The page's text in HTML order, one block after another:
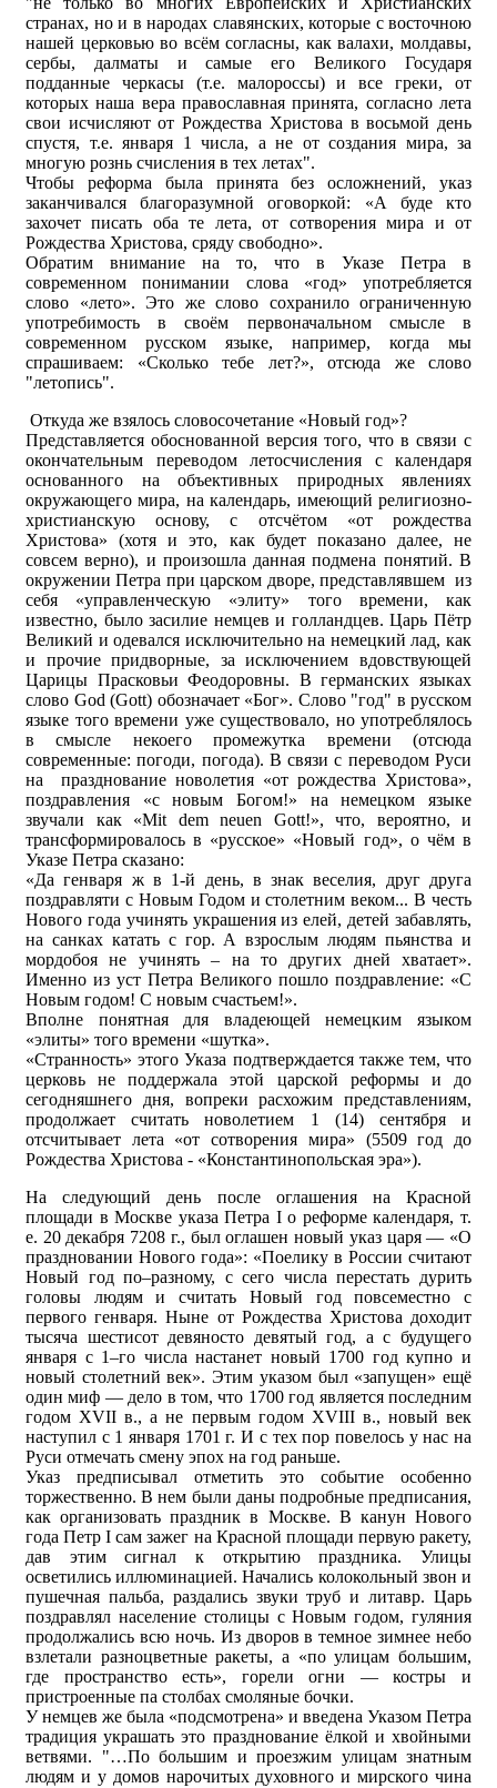
странах, но и в народах славянских, которые с восточною
нашей церковью во всём согласны, как валахи, молдавы,
сербы, далматы и самые его Великого Государя
подданные черкасы (т.е. малороссы) и все греки, от
которых наша вера православная принята, согласно лета
свои исчисляют от Рождества Христова в восьмой день
спустя, т.е. января 1 числа, а не от создания мира, за
многую рознь счисления в тех летах".
Чтобы реформа была принята без осложнений, указ
заканчивался благоразумной оговоркой: «А буде кто
захочет писать оба те лета, от сотворения мира и от
Рождества Христова, сряду свободно».
Обратим внимание на то, что в Указе Петра в
современном понимании слова «год» употребляется
слово «лето». Это же слово сохранило ограниченную
употребимость в своём первоначальном смысле в
современном русском языке, например, когда мы
спрашиваем: «Сколько тебе лет?», отсюда же слово
"летопись".
Откуда же взялось словосочетание «Новый год»?
Представляется обоснованной версия того, что в связи с
окончательным переводом летосчисления с календаря
основанного на объективных природных явлениях
окружающего мира, на календарь, имеющий религиозно-
христианскую основу, с отсчётом «от рождества
Христова» (хотя и это, как будет показано далее, не
совсем верно), и произошла данная подмена понятий. В
окружении Петра при царском дворе, представлявшем из
себя «управленческую «элиту» того времени, как
известно, было засилие немцев и голландцев. Царь Пётр
Великий и одевался исключительно на немецкий лад, как
и прочие придворные, за исключением вдовствующей
Царицы Прасковьи Феодоровны. В германских языках
слово God (Gott) обозначает «Бог». Слово "год" в русском
языке того времени уже существовало, но употреблялось
в смысле некоего промежутка времени (отсюда
современные: погоди, погода). В связи с переводом Руси
на празднование новолетия «от рождества Христова»,
поздравления «с новым Богом!» на немецком языке
звучали как «Mit dem neuen Gott!», что, вероятно, и
трансформировалось в «русское» «Новый год», о чём в
Указе Петра сказано:
«Да генваря ж в 1-й день, в знак веселия, друг друга
поздравляти с Новым Годом и столетним веком... В честь
Нового года учинять украшения из елей, детей забавлять,
на санках катать с гор. А взрослым людям пьянства и
мордобоя не учинять – на то других дней хватает».
Именно из уст Петра Великого пошло поздравление: «С
Новым годом! С новым счастьем!».
Вполне понятная для владеющей немецким языком
«элиты» того времени «шутка».
«Странность» этого Указа подтверждается также тем, что
церковь не поддержала этой царской реформы и до
сегодняшнего дня, вопреки расхожим представлениям,
продолжает считать новолетием 1 (14) сентября и
отсчитывает лета «от сотворения мира» (5509 год до
Рождества Христова - «Константинопольская эра»).
На следующий день после оглашения на Красной
площади в Москве указа Петра I о реформе календаря, т.
е. 20 декабря 7208 г., был оглашен новый указ царя — «О
праздновании Нового года»: «Поелику в России считают
Новый год по–разному, с сего числа перестать дурить
головы людям и считать Новый год повсеместно с
первого генваря. Ныне от Рождества Христова доходит
тысяча шестисот девяносто девятый год, а с будущего
января с 1–го числа настанет новый 1700 год купно и
новый столетний век». Этим указом был «запущен» ещё
один миф — дело в том, что 1700 год является последним
годом XVII в., а не первым годом XVIII в., новый век
наступил с 1 января 1701 г. И с тех пор повелось у нас на
Руси отмечать смену эпох на год раньше.
Указ предписывал отметить это событие особенно
торжественно. В нем были даны подробные предписания,
как организовать праздник в Москве. В канун Нового
года Петр I сам зажег на Красной площади первую ракету,
дав этим сигнал к открытию праздника. Улицы
осветились иллюминацией. Начались колокольный звон и
пушечная пальба, раздались звуки труб и литавр. Царь
поздравлял население столицы с Новым годом, гуляния
продолжались всю ночь. Из дворов в темное зимнее небо
взлетали разноцветные ракеты, а «по улицам большим,
где пространство есть», горели огни — костры и
пристроенные па столбах смоляные бочки.
У немцев же была «подсмотрена» и введена Указом Петра
традиция украшать это празднование ёлкой и хвойными
ветвями. "…По большим и проезжим улицам знатным
людям и у домов нарочитых духовного и мирского чина